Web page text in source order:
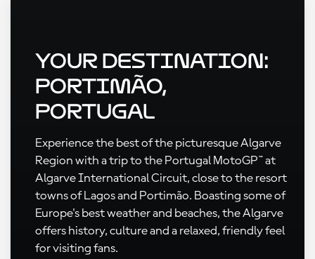
Your Destination:
Portimão,
Portugal
Experience the best of the picturesque Algarve
Region with a trip to the Portugal MotoGP™ at
Algarve International Circuit, close to the resort
towns of Lagos and Portimão. Boasting some of
Europe's best weather and beaches, the Algarve
offers history, culture and a relaxed, friendly feel
for visiting fans.